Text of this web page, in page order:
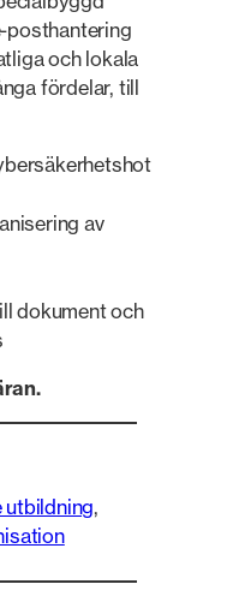
posthantering
och lokala
fördelar, till
av
dokument och
utbildning